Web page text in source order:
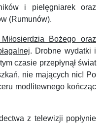
i pielęgniarek oraz
(Rumunów).
Bożego oraz
. Drobne wydatki i
czasie przepłynął świat
nie mających nic! Po
modlitewnego kończąc
z telewizji popłynie